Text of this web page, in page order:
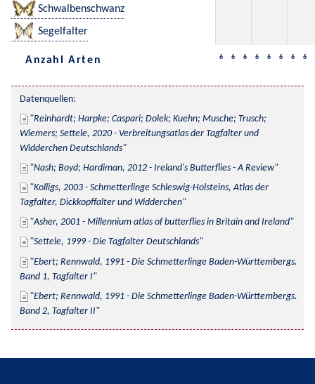
Schwalbenschwanz
Segelfalter
Anzahl Arten 6 6 6 6 6 6 6 6
Datenquellen:
Reinhardt; Harpke; Caspari; Dolek; Kuehn; Musche; Trusch;
Wiemers; Settele, 2020 - Verbreitungsatlas der Tagfalter und
Widderchen Deutschlands
Nash; Boyd; Hardiman, 2012 - Ireland's Butterflies - A Review
Kolligs, 2003 - Schmetterlinge Schleswig-Holsteins, Atlas der
Tagfalter, Dickkopffalter und Widderchen
Asher, 2001 - Millennium atlas of butterflies in Britain and Ireland
Settele, 1999 - Die Tagfalter Deutschlands
Ebert; Rennwald, 1991 - Die Schmetterlinge Baden-Württembergs.
Band 1, Tagfalter I
Ebert; Rennwald, 1991 - Die Schmetterlinge Baden-Württembergs.
Band 2, Tagfalter II